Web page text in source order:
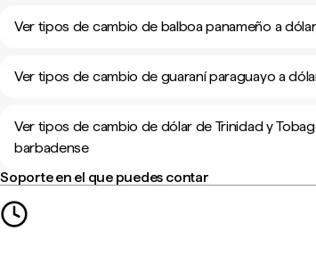
Ver tipos de cambio de balboa panameño a
Ver tipos de cambio de guaraní paraguayo a
Ver tipos de cambio de dólar de Trinidad y
barbadense
Soporte en el que puedes contar